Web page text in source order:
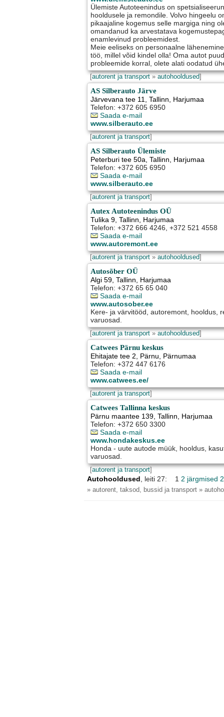
Ülemiste Autoteenindus on
hooldusele ja remondile. Volvo hingeelu
pikaajaline kogemus selle margiga ning
omandanud ka arvestatava
enamlevinud probleemidest.
Meie eeliseks on personaalne
töö, millel võid kindel olla! Oma autot
probleemide korral, olete alati oodatud
[autorent ja transport»autohooldused]
AS Silberauto Järve
Järvevana tee 11,Tallinn, Harjumaa
Telefon: +372 605 6950
Saada e-mail
www.silberauto.ee
[autorent ja transport]
AS Silberauto Ülemiste
Peterburi tee 50a,Tallinn, Harjumaa
Telefon: +372 605 6950
Saada e-mail
www.silberauto.ee
[autorent ja transport]
Autex Autoteenindus OÜ
Tulika 9,Tallinn, Harjumaa
Telefon: +372 666 4246, +372 521 4558
Saada e-mail
www.autoremont.ee
[autorent ja transport»autohooldused]
Autosõber OÜ
Algi 59,Tallinn, Harjumaa
Telefon: +372 65 65 040
Saada e-mail
www.autosober.ee
Kere- ja värvitööd, autoremont, hooldus,
varuosad.
[autorent ja transport»autohooldused]
Catwees Pärnu keskus
Ehitajate tee 2, Pärnu, Pärnumaa
Telefon: +372 447 6176
Saada e-mail
www.catwees.ee/
[autorent ja transport]
Catwees Tallinna keskus
Pärnu maantee 139,Tallinn, Harjumaa
Telefon: +372 650 3300
Saada e-mail
www.hondakeskus.ee
Honda - uute autode müük, hooldus,
varuosad.
[autorent ja transport]
Autohooldused, leiti 27: 1 2 järgmised
» autorent, taksod, bussid ja transport »